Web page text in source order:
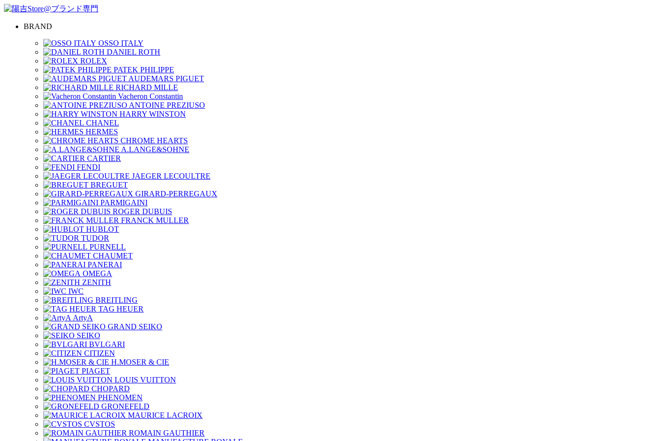
BRAND
OSSO ITALY
DANIEL ROTH
ROLEX
PATEK PHILIPPE
AUDEMARS PIGUET
RICHARD MILLE
Vacheron Constantin
ANTOINE PREZIUSO
HARRY WINSTON
CHANEL
HERMES
CHROME HEARTS
A.LANGE&SOHNE
CARTIER
FENDI
JAEGER LECOULTRE
BREGUET
GIRARD-PERREGAUX
PARMIGAINI
ROGER DUBUIS
FRANCK MULLER
HUBLOT
TUDOR
PURNELL
CHAUMET
PANERAI
OMEGA
ZENITH
IWC
BREITLING
TAG HEUER
ArtyA
GRAND SEIKO
SEIKO
BVLGARI
CITIZEN
H.MOSER & CIE
PIAGET
LOUIS VUITTON
CHOPARD
PHENOMEN
GRONEFELD
MAURICE LACROIX
CVSTOS
ROMAIN GAUTHIER